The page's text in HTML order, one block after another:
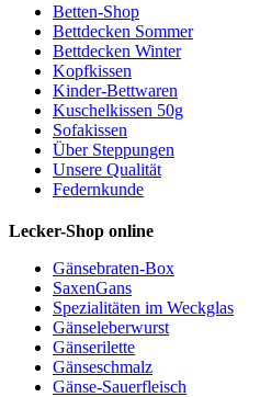
Betten-Shop
Bettdecken Sommer
Bettdecken Winter
Kopfkissen
Kinder-Bettwaren
Kuschelkissen 50g
Sofakissen
Über Steppungen
Unsere Qualität
Federnkunde
Lecker-Shop online
Gänsebraten-Box
SaxenGans
Spezialitäten im Weckglas
Gänseleberwurst
Gänserilette
Gänseschmalz
Gänse-Sauerfleisch